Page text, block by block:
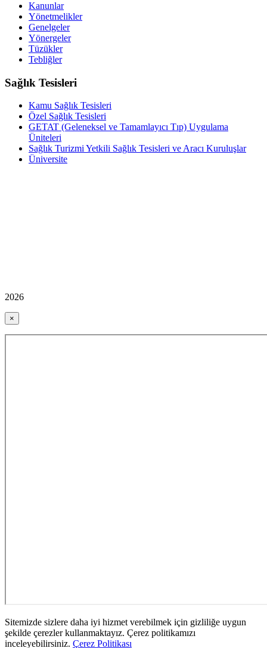
Kanunlar
Yönetmelikler
Genelgeler
Yönergeler
Tüzükler
Tebliğler
Sağlık Tesisleri
Kamu Sağlık Tesisleri
Özel Sağlık Tesisleri
GETAT (Geleneksel ve Tamamlayıcı Tıp) Uygulama
Üniteleri
Sağlık Turizmi Yetkili Sağlık Tesisleri ve Aracı Kuruluşlar
Üniversite
2026
×
Sitemizde sizlere daha iyi hizmet verebilmek için gizliliğe uygun
şekilde çerezler kullanmaktayız. Çerez politikamızı
inceleyebilirsiniz. Çerez Politikası